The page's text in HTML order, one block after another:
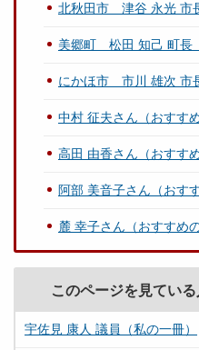
北秋田市 津谷 永光 市
美郷町 松田 知己 町長
にかほ市 市川 雄次 市
中村 征夫さん（おすす
高田 由香さん（おすす
阿部 美音子さん（おす
麓 幸子さん（おすすめ
このページを見てい
宇佐見 康人 議員（私の一冊）